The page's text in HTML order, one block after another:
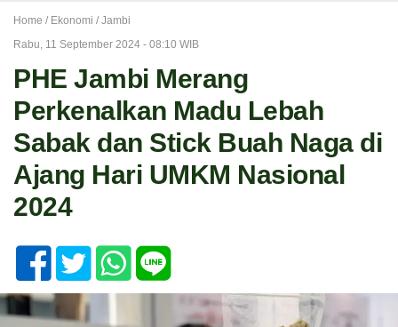
Home / Ekonomi / Jambi
Rabu, 11 September 2024 - 08:10 WIB
PHE Jambi Merang
Perkenalkan Madu Lebah
Sabak dan Stick Buah Naga di
Ajang Hari UMKM Nasional
2024